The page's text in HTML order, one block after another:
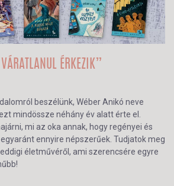
ÉRKEZIK”
beszélünk, Wéber Anikó neve
mindössze néhány év alatt érte el.
mi az oka annak, hogy regényei és
ennyire népszerűek. Tudjatok meg
életművéről, ami szerencsére egyre